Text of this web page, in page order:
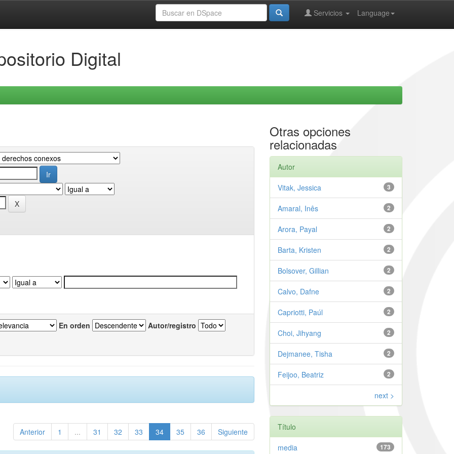
Language
Servicios
Digital
En orden Autor/registro
Anterior 1 ... 31 32 33 34 35 36 Siguiente
Otras opciones
relacionadas
Autor
3
Vitak, Jessica
2
Amaral, Inês
2
Arora, Payal
2
Barta, Kristen
2
Bolsover, Gillian
2
Calvo, Dafne
2
Capriotti, Paúl
2
Choi, Jihyang
2
Dejmanee, Tisha
2
Feijoo, Beatriz
next >
Título
173
media